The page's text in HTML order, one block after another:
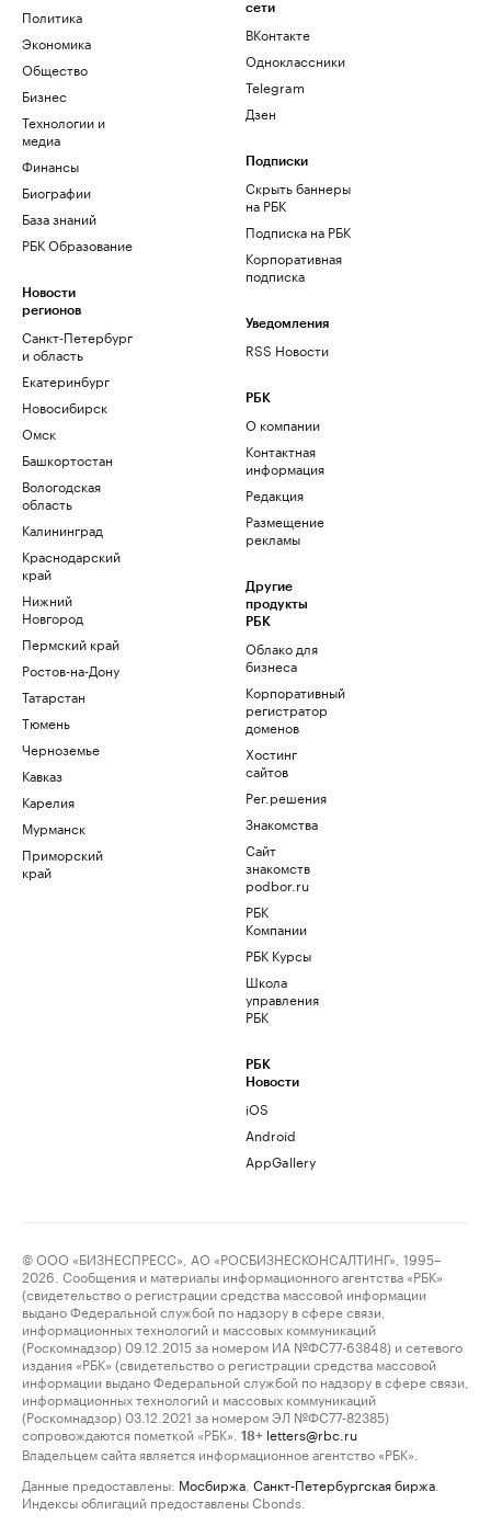
Политика
Экономика
Общество
Бизнес
Технологии и
медиа
Финансы
Биографии
База знаний
РБК Образование
Новости
регионов
Санкт-Петербург
и область
Екатеринбург
Новосибирск
Омск
Башкортостан
Вологодская
область
Калининград
Краснодарский
край
Нижний
Новгород
Пермский край
Ростов-на-Дону
Татарстан
Тюмень
Черноземье
Кавказ
Карелия
Мурманск
Приморский
край
сети
ВКонтакте
Одноклассники
Telegram
Дзен
Подписки
Скрыть баннеры
на РБК
Подписка на РБК
Корпоративная
подписка
Уведомления
RSS Новости
РБК
О компании
Контактная
информация
Редакция
Размещение
рекламы
Другие
продукты
РБК
Облако для
бизнеса
Корпоративный
регистратор
доменов
Хостинг
сайтов
Рег.решения
Знакомства
Сайт
знакомств
podbor.ru
РБК
Компании
РБК Курсы
Школа
управления
РБК
РБК
Новости
iOS
Android
AppGallery
© ООО «БИЗНЕСПРЕСС», АО «РОСБИЗНЕСКОНСАЛТИНГ», 1995–
2026. Сообщения и материалы информационного агентства «РБК»
(свидетельство о регистрации средства массовой информации
выдано Федеральной службой по надзору в сфере связи,
информационных технологий и массовых коммуникаций
(Роскомнадзор) 09.12.2015 за номером ИА №ФС77-63848) и сетевого
издания «РБК» (свидетельство о регистрации средства массовой
информации выдано Федеральной службой по надзору в сфере связи,
информационных технологий и массовых коммуникаций
(Роскомнадзор) 03.12.2021 за номером ЭЛ №ФС77-82385)
сопровождаются пометкой «РБК».
18+ letters@rbc.ru
Владельцем сайта является информационное агентство «РБК».
Данные предоставлены: Мосбиржа Санкт-Петербургская биржа
Индексы облигаций предоставлены Cbonds.